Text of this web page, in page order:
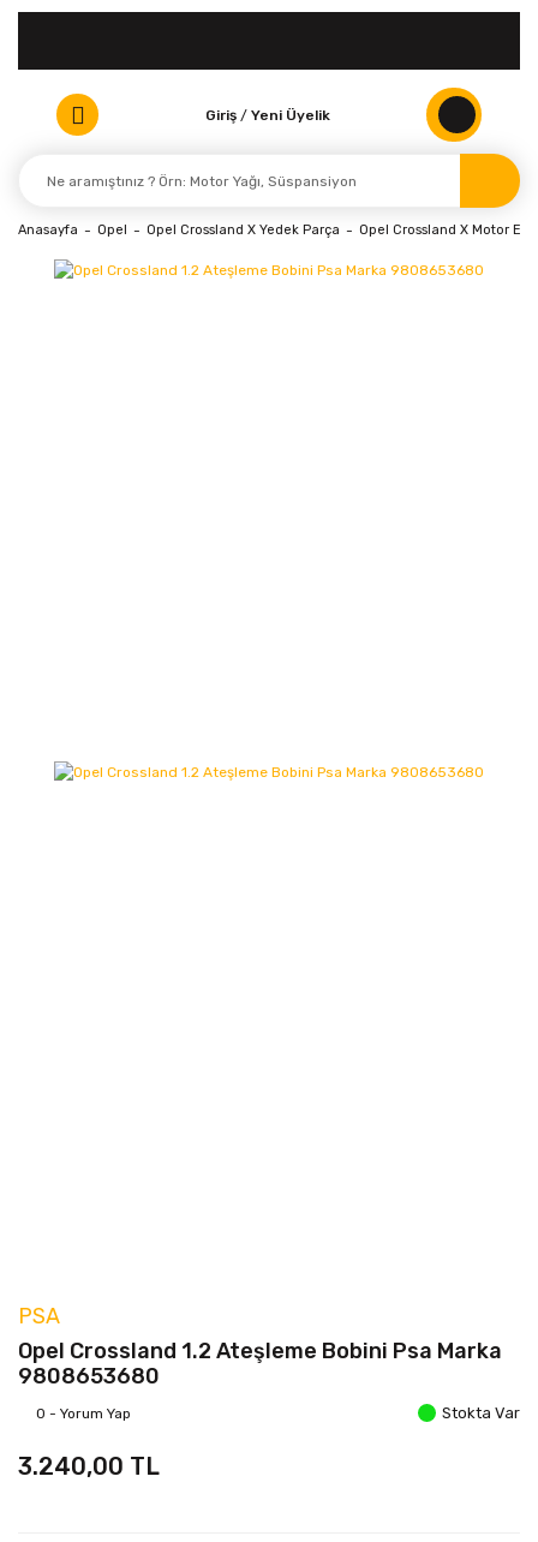
Giriş / Yeni Üyelik
Anasayfa Opel Opel Crossland X Yedek Parça Opel Crossland X Motor
PSA
Opel Crossland 1.2 Ateşleme Bobini Psa Marka
9808653680
0 - Yorum Yap Stokta Var
3.240,00 TL